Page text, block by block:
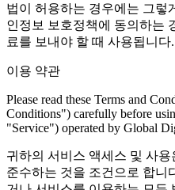
법이 허용하는 경우에는 그렇
인정보 보호정책에 동의하는
료를 보내야 할 때 사용됩니다.
이용 약관
Please read these Terms and
Conditions") carefully before
"Service") operated by Global
귀하의 서비스 액세스 및 사
준수하는 것을 조건으로 합니